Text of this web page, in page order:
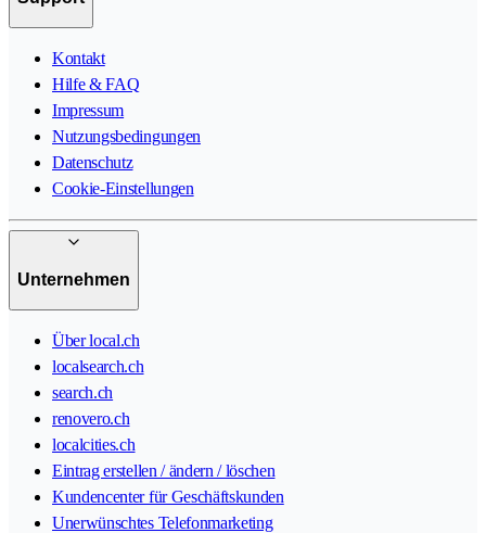
Kontakt
Hilfe & FAQ
Impressum
Nutzungsbedingungen
Datenschutz
Cookie-Einstellungen
Unternehmen
Über local.ch
localsearch.ch
search.ch
renovero.ch
localcities.ch
Eintrag erstellen / ändern / löschen
Kundencenter für Geschäftskunden
Unerwünschtes Telefonmarketing